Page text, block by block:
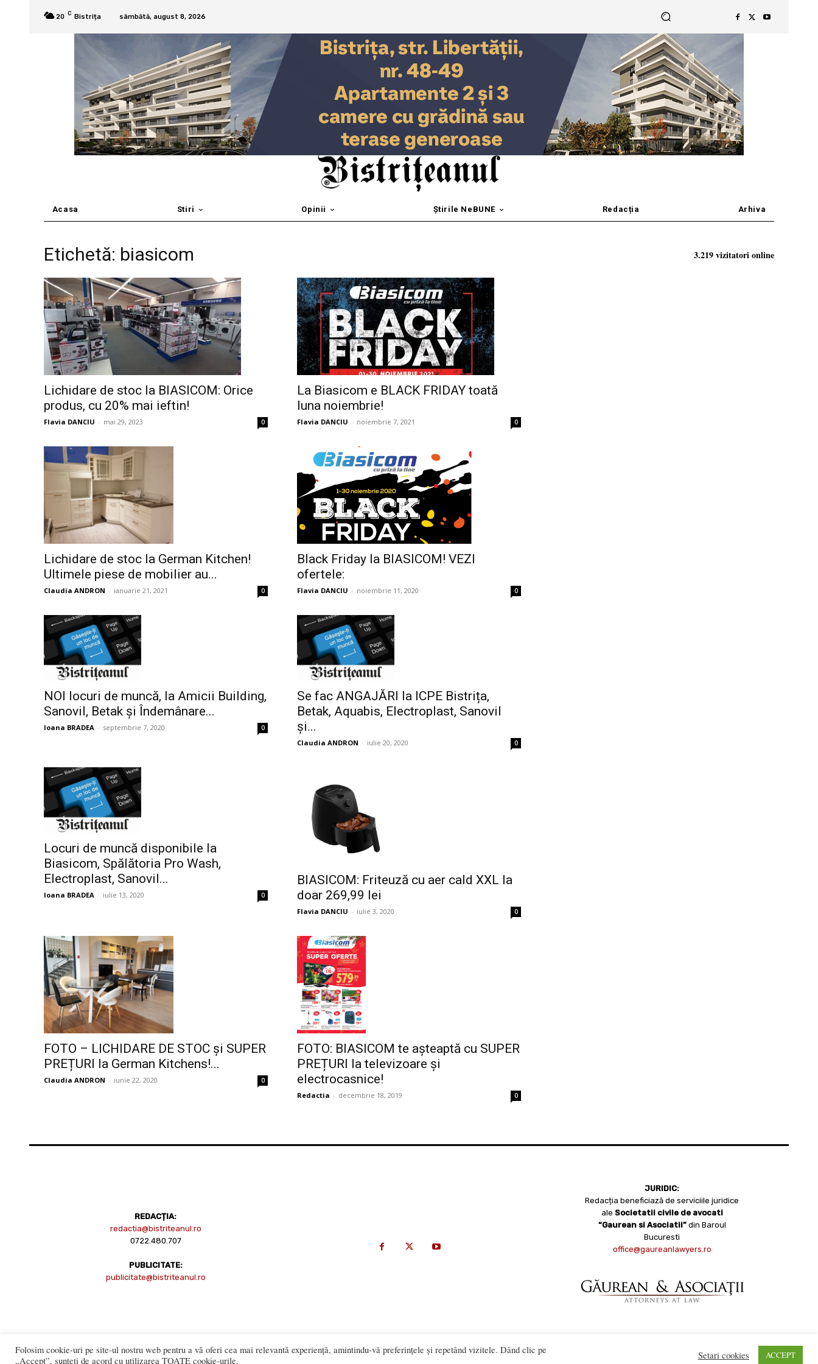
20 C Bistrița sâmbătă, august 8, 2026
Acasa Stiri Opinii Știrile NeBUNE Redacția Arhiva
Etichetă: biasicom
Lichidare de stoc la BIASICOM: Orice
produs, cu 20% mai ieftin!
Flavia DANCIU - mai 29, 2023 0
La Biasicom e BLACK FRIDAY toată
luna noiembrie!
Flavia DANCIU - noiembrie 7, 2021 0
Lichidare de stoc la German Kitchen!
Ultimele piese de mobilier au...
Claudia ANDRON - ianuarie 21, 2021 0
Black Friday la BIASICOM! VEZI
ofertele:
Flavia DANCIU - noiembrie 11, 2020 0
NOI locuri de muncă, la Amicii Building,
Sanovil, Betak și Îndemânare...
Ioana BRADEA - septembrie 7, 2020 0
Se fac ANGAJĂRI la ICPE Bistrița,
Betak, Aquabis, Electroplast, Sanovil
și...
Claudia ANDRON - iulie 20, 2020 0
Locuri de muncă disponibile la
Biasicom, Spălătoria Pro Wash,
Electroplast, Sanovil...
Ioana BRADEA - iulie 13, 2020 0
BIASICOM: Friteuză cu aer cald XXL la
doar 269,99 lei
Flavia DANCIU - iulie 3, 2020 0
FOTO – LICHIDARE DE STOC și SUPER
PREȚURI la German Kitchens!...
Claudia ANDRON - iunie 22, 2020 0
FOTO: BIASICOM te așteaptă cu SUPER
PREȚURI la televizoare și
electrocasnice!
Redactia - decembrie 18, 2019 0
3.219 vizitatori online
REDACȚIA:
redactia@bistriteanul.ro
0722.480.707
PUBLICITATE:
publicitate@bistriteanul.ro
JURIDIC:
Redacția beneficiază de serviciile juridice
ale Societatii civile de avocati
“Gaurean si Asociatii” din Baroul
Bucuresti
office@gaureanlawyers.ro
Reproducerea totală sau parțială a materialelor este permisă numai cu acordul expres al Bistriteanul.Ro. © Copyright 2008 - 2021 Bistrițeanul.ro
Folosim cookie-uri pe site-ul nostru web pentru a vă oferi cea mai relevantă experiență, amintindu-vă preferințele și repetând vizitele. Dând clic pe
„Accept”, sunteți de acord cu utilizarea TOATE cookie-urile.
Setari cookies ACCEPT